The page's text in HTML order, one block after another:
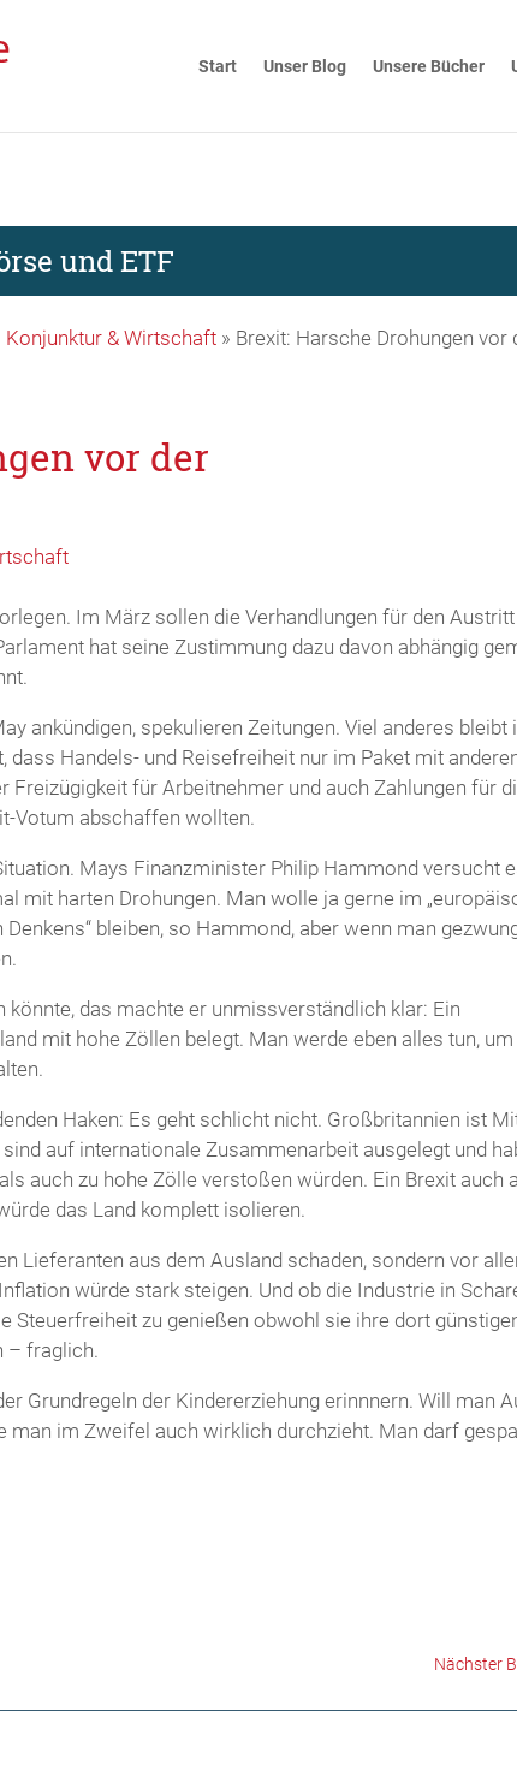
Start Unser Blog Unsere Bücher
und ETF
Konjunktur & Wirtschaft» Brexit: Harsche Drohungen vor
vor der
Im März sollen die Verhandlungen für den Austritt
hat seine Zustimmung dazu davon abhängig
ankündigen, spekulieren Zeitungen. Viel anderes bleibt
dass Handels- und Reisefreiheit nur im Paket mit
Freizügigkeit für Arbeitnehmer und auch Zahlungen für
Votum abschaffen wollten.
Mays Finanzminister Philip Hammond versucht
mit harten Drohungen. Man wolle ja gerne im
bleiben, so Hammond, aber wenn man
könnte, das machte er unmissverständlich klar: Ein
mit hohe Zöllen belegt. Man werde eben alles tun, um
Haken: Es geht schlicht nicht. Großbritannien ist
auf internationale Zusammenarbeit ausgelegt und
auch zu hohe Zölle verstoßen würden. Ein Brexit auch
das Land komplett isolieren.
Lieferanten aus dem Ausland schaden, sondern vor
würde stark steigen. Und ob die Industrie in
Steuerfreiheit zu genießen obwohl sie ihre dort
– fraglich.
Grundregeln der Kindererziehung erinnnern. Will man
man im Zweifel auch wirklich durchzieht. Man darf
Nächster